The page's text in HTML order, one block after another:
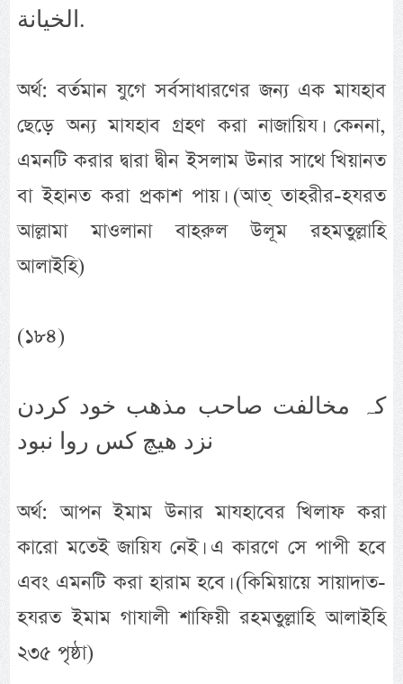
الخيانة.
অর্থ: বর্তমান যুগে সর্বসাধারণের জন্য এক মাযহাব
ছেড়ে অন্য মাযহাব গ্রহণ করা নাজায়িয। কেননা,
এমনটি করার দ্বারা দ্বীন ইসলাম উনার সাথে খিয়ানত
বা ইহানত করা প্রকাশ পায়। (আত্ তাহরীর-হযরত
আল্লামা মাওলানা বাহরুল উলূম রহমতুল্লাহি
আলাইহি)
(১৮৪)
کہ مخالفت صاحب مذھب خود کردن
نزد ھیچ کس روا نبود
অর্থ: আপন ইমাম উনার মাযহাবের খিলাফ করা
কারো মতেই জায়িয নেই। এ কারণে সে পাপী হবে
এবং এমনটি করা হারাম হবে। (কিমিয়ায়ে সায়াদাত-
হযরত ইমাম গাযালী শাফিয়ী রহমতুল্লাহি আলাইহি
২৩৫ পৃষ্ঠা)